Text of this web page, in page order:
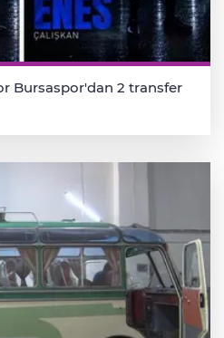
Bursaspor'dan 2 transfer